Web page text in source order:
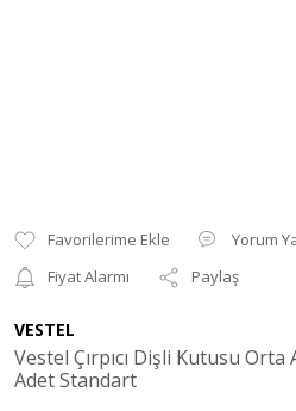
Yorum
Fiyat Alarmı
Paylaş
VESTEL
Vestel Çırpıcı Dişli Kutusu
Adet Standart